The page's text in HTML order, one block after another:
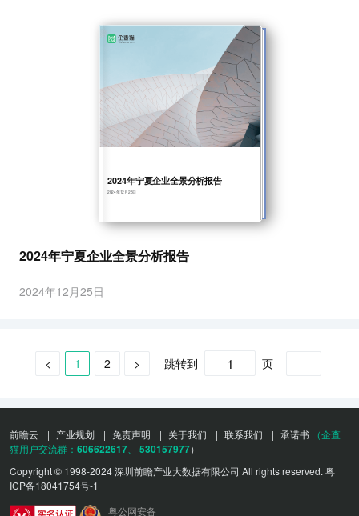
2024年宁夏企业全景分析报告
2024年12月25日
2024年宁夏企业全景分析报告
2024年12月25日
< 1 2 > 跳转到 页
前瞻云 | 产业规划 | 免责声明 | 关于我们 | 联系我们 | 承诺书 （企查
猫用户交流群： 606622617 530157977）
Copyright © 1998-2024 深圳前瞻产业大数据有限公司 All rights reserved. 粤
ICP备18041754号-1
粤公网安备